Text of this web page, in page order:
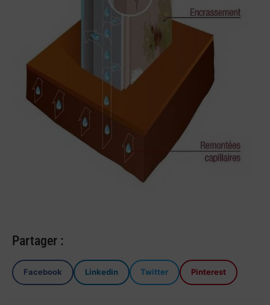
Partager :
Facebook Linkedin Twitter Pinterest